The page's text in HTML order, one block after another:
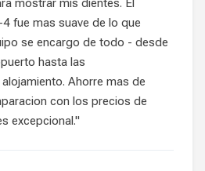
mostrar mis dientes. El
fue mas suave de lo que
se encargo de todo - desde
hasta las
Ahorre mas de
con los precios de
excepcional."